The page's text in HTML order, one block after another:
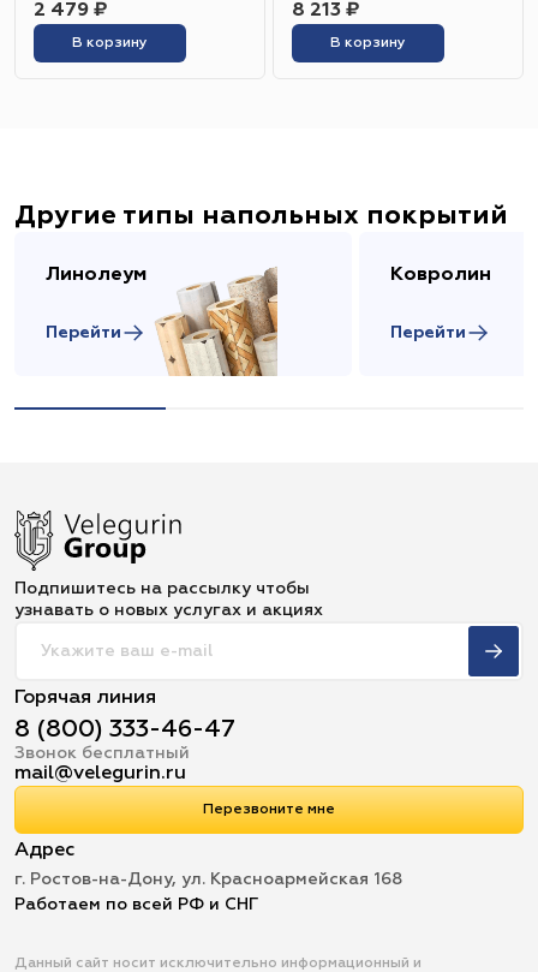
2 479 ₽
В корзину
8 213 ₽
В корзину
Другие типы напольных покрытий
Линолеум
Перейти
Ковролин
Перейти
Подпишитесь на рассылку чтобы
узнавать о новых услугах и акциях
Горячая линия
8 (800) 333-46-47
Звонок бесплатный
mail@velegurin.ru
Перезвоните мне
Адрес
г. Ростов-на-Дону, ул. Красноармейская 168
Работаем по всей РФ и СНГ
Данный сайт носит исключительно информационный и